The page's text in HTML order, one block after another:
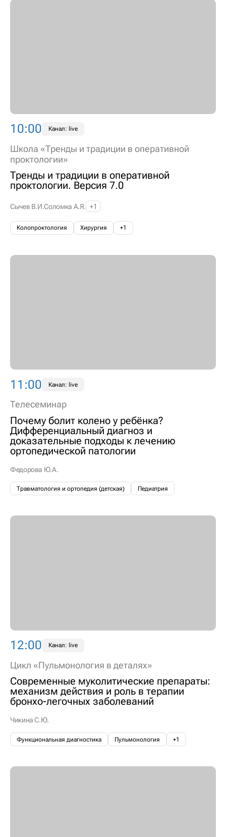
10:00 Канал: live
Школа «Тренды и традиции в оперативной
проктологии»
Тренды и традиции в оперативной
проктологии. Версия 7.0
Сычев В.И.Соломка А.Я. +1
Колопроктология Хирургия +1
11:00 Канал: live
Телесеминар
Почему болит колено у ребёнка?
Дифференциальный диагноз и
доказательные подходы к лечению
ортопедической патологии
Федорова Ю.А.
Травматология и ортопедия (детская) Педиатрия
12:00 Канал: live
Цикл «Пульмонология в деталях»
Современные муколитические препараты:
механизм действия и роль в терапии
бронхо-легочных заболеваний
Чикина С.Ю.
Функциональная диагностика Пульмонология +1